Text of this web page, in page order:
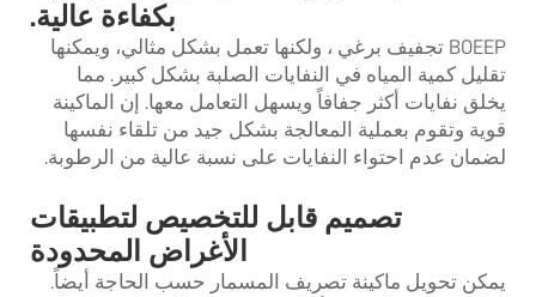
بكفاءة عالية.
BOEEP تجفيف برغي ، ولكنها تعمل بشكل مثالي، ويمكنها
تقليل كمية المياه في النفايات الصلبة بشكل كبير. مما
يخلق نفايات أكثر جفافاً ويسهل التعامل معها. إن الماكينة
قوية وتقوم بعملية المعالجة بشكل جيد من تلقاء نفسها
لضمان عدم احتواء النفايات على نسبة عالية من الرطوبة.
تصميم قابل للتخصيص لتطبيقات
الأغراض المحدودة
يمكن تحويل ماكينة تصريف المسمار حسب الحاجة أيضاً.